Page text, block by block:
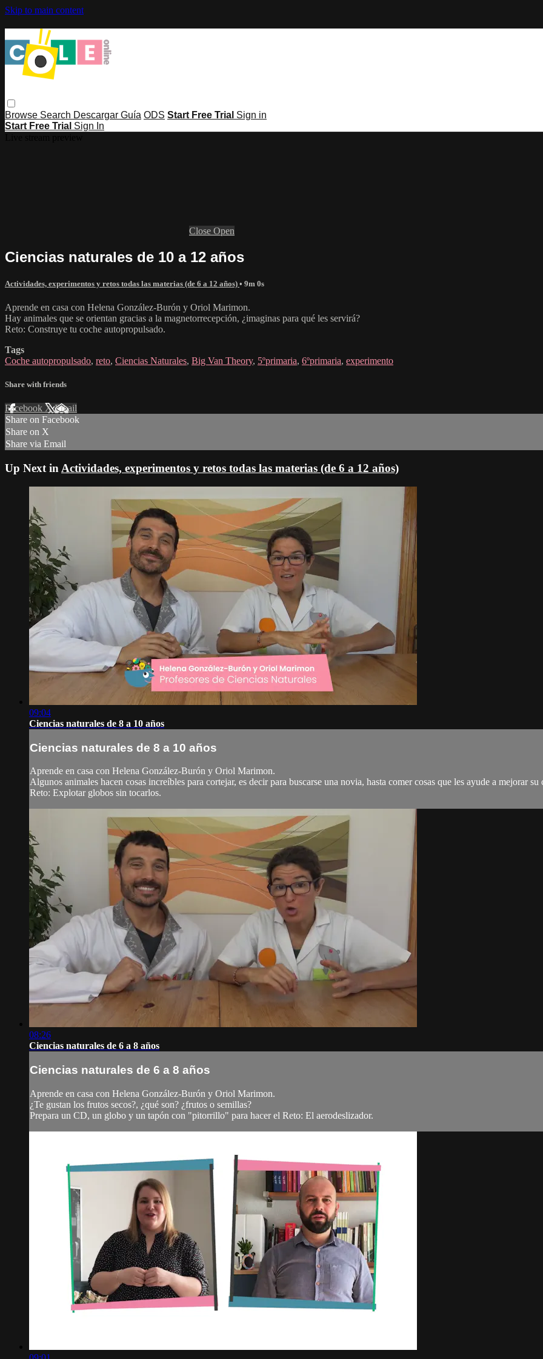
Skip to main content
Browse Search Descargar Guía ODS Start Free Trial Sign in
Start Free Trial Sign In
Close Open
Ciencias naturales de 10 a 12 años
Actividades, experimentos y retos todas las materias (de 6 a 12 años) • 9m 0s
Aprende en casa con Helena González-Burón y Oriol Marimon.
Hay animales que se orientan gracias a la magnetorrecepción, ¿imaginas para qué les servirá?
Reto: Construye tu coche autopropulsado.
Tags
Coche autopropulsado, reto, Ciencias Naturales, Big Van Theory, 5ºprimaria, 6ºprimaria, experimento
Share with friends
Facebook XEmail
Share on Facebook
Share on X
Share via Email
Up Next in Actividades, experimentos y retos todas las materias (de 6 a 12 años)
09:04
Ciencias naturales de 8 a 10 años
Ciencias naturales de 8 a 10 años
Aprende en casa con Helena González-Burón y Oriol Marimon.
Algunos animales hacen cosas increíbles para cortejar, es decir para buscarse una novia, hasta comer cosas que les ayude a mejorar
Reto: Explotar globos sin tocarlos.
08:26
Ciencias naturales de 6 a 8 años
Ciencias naturales de 6 a 8 años
Aprende en casa con Helena González-Burón y Oriol Marimon.
¿Te gustan los frutos secos?, ¿qué son? ¿frutos o semillas?
Prepara un CD, un globo y un tapón con "pitorrillo" para hacer el Reto: El aerodeslizador.